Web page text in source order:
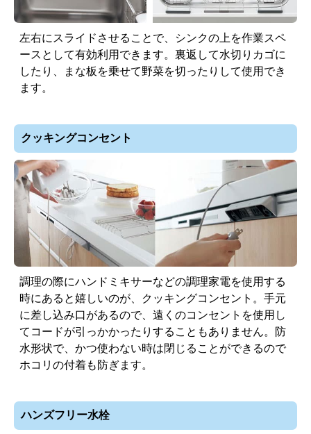
左右にスライドさせることで、シンクの上を作業スペ
ースとして有効利用できます。裏返して水切りカゴに
したり、まな板を乗せて野菜を切ったりして使用でき
ます。
クッキングコンセント
調理の際にハンドミキサーなどの調理家電を使用する
時にあると嬉しいのが、クッキングコンセント。手元
に差し込み口があるので、遠くのコンセントを使用し
てコードが引っかかったりすることもありません。防
水形状で、かつ使わない時は閉じることができるので
ホコリの付着も防ぎます。
ハンズフリー水栓